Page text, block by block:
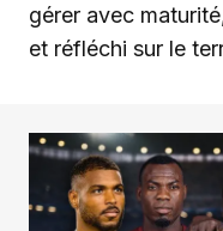
gérer avec
et réfléchi sur le